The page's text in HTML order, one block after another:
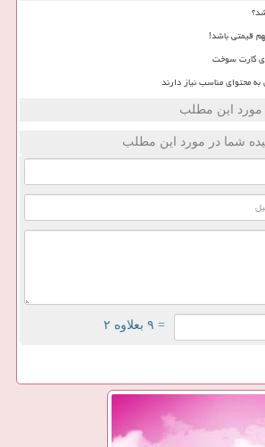
قیمتی باشد!
کارت سوخت
محتوای مناسب نیاز دارند
مورد این مطلب
شما در مورد این مطلب
= ۹ بعلاوه ۲